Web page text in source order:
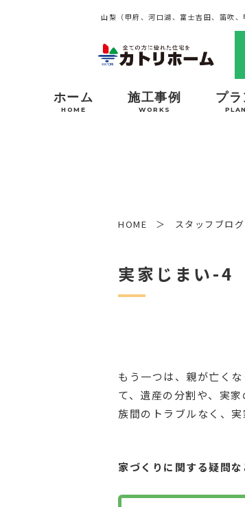
山梨（甲府、河口湖、富士吉田、笛吹
ホーム
HOME
施工事例
WORKS
プラ
PLAN
HOME スタッフブログ
実家じまい-4
もう一つは、親が亡く
て、遺産の分割や、実
族間のトラブルなく、実
家づくりに関する疑問な